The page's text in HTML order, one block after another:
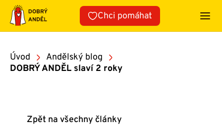
Přeskočit
obsah
Chci pomáhat
Úvod
Andělský blog
DOBRÝ ANDĚL slaví 2 roky
Zpět na všechny články